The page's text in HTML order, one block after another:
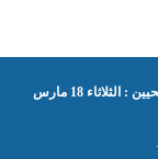
[آخر تحيين : الثلاثاء 18 مارس